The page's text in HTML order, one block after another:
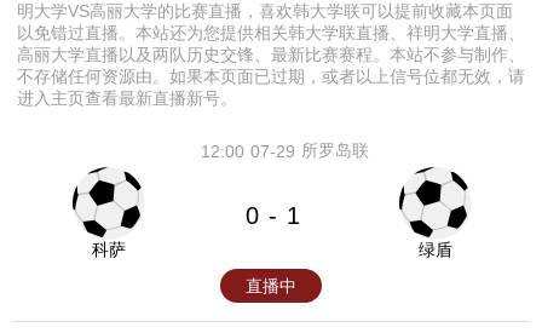
明大学VS高丽大学的比赛直播，喜欢韩大学联可以提前收藏本页面
以免错过直播。本站还为您提供相关韩大学联直播、祥明大学直播、
高丽大学直播以及两队历史交锋、最新比赛赛程。本站不参与制作、
不存储任何资源由。如果本页面已过期，或者以上信号位都无效，请
进入主页查看最新直播新号。
07-29
12:00 所罗岛联
科萨
0 - 1
绿盾
直播中